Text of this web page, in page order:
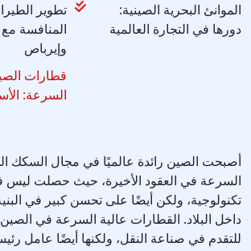
تطوير
المنافسة
وإيرباص
الموانئ البحرية الصينية:
دورها في التجارة العالمية
قطارات
السرعة:
أصبحت الصين رائدة عالميًا في مجال السكك
السرعة في العقود الأخيرة، حيث حصلت
تكنولوجية، ولكن أيضًا على تحسن كبير في
داخل البلاد. القطارات عالية السرعة في
للتقدم في صناعة النقل، ولكنها أيضًا عامل